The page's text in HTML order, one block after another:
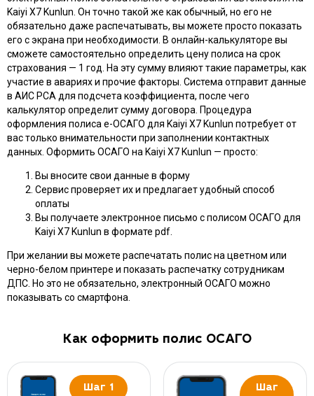
Kaiyi X7 Kunlun. Он точно такой же как обычный, но его не
обязательно даже распечатывать, вы можете просто показать
его с экрана при необходимости. В онлайн-калькуляторе вы
сможете самостоятельно определить цену полиса на срок
страхования — 1 год. На эту сумму влияют такие параметры, как
участие в авариях и прочие факторы. Система отправит данные
в АИС РСА для подсчета коэффициента, после чего
калькулятор определит сумму договора. Процедура
оформления полиса e-ОСАГО для Kaiyi X7 Kunlun потребует от
вас только внимательности при заполнении контактных
данных. Оформить ОСАГО на Kaiyi X7 Kunlun — просто:
Вы вносите свои данные в форму
Сервис проверяет их и предлагает удобный способ
оплаты
Вы получаете электронное письмо с полисом ОСАГО для
Kaiyi X7 Kunlun в формате pdf.
При желании вы можете распечатать полис на цветном или
черно-белом принтере и показать распечатку сотрудникам
ДПС. Но это не обязательно, электронный ОСАГО можно
показывать со смартфона.
Как оформить полис ОСАГО
Шаг 1
Шаг